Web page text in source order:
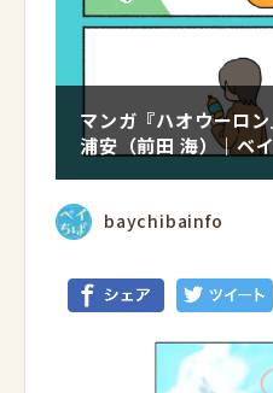
マンガ『ハオウーロ
浦安（前田 海）｜ベ
baychibainfo